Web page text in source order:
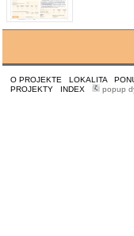
O PROJEKTE LOKALITA
PROJEKTY
INDEX popup